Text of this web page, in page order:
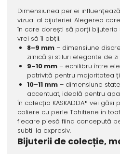
Dimensiunea perlei
vizual al bijuteriei. Alegerea
în care dorești să porți
vrei să îl obții.
8–9 mm– dimensiune
zilnică și stiluri elegante de zi
9–10 mm– echilibru între
potrivită pentru majoritatea
10–11 mm– dimensiune
accentuat, ideală pentru
În colecția KASKADDA® vei găsi
coliere cu perle Tahitiene în
fiecare piesă fiind concepută
subtil la expresiv.
Bijuterii de colecție,